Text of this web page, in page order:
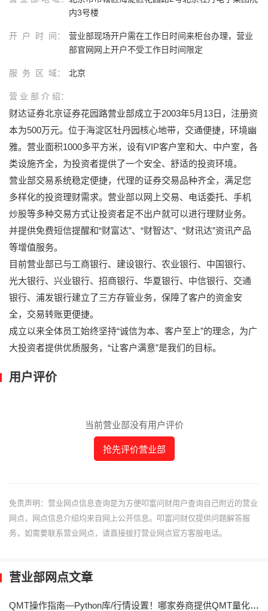
内3号楼
开 户 时 间：
营业部现场开户需在工作日时间来柜台办理，营业
部官网网上开户不受工作日时间限定
服 务 区 域： 北京
营 业 部 介 绍：
财达证券北京证券花园路营业部成立于2003年5月13日，注册资
本为500万元。位于海淀区牡丹园核心地带，交通便捷，环境幽
雅。营业面积1000多平方米，设有VIP客户室和大、中户室，各
类设施齐全，为投资者提供了一个安全、舒适的投资环境。
营业部交易系统稳定便捷，代理的证券交易品种齐全，满足您
多样化的投资理财需求。营业部以网上交易、电话委托、手机
炒股等多种交易方式让投资者足不出户就可以进行理财业务。
并提供免费短信提醒和“财富达”、“财智达”、“财讯达”资讯产品
等增值服务。
目前营业部已与工商银行、建设银行、农业银行、中国银行、
光大银行、兴业银行、招商银行、华夏银行、中信银行、交通
银行、浦发银行建立了三方存管业务，保障了客户的资金安
全，交易转账更便捷。
成立以来全体员工始终坚持“诚信为本、客户至上”的理念，为广
大投资者提供优质服务，“让客户满意”是我们的目标。
用户评价
当前营业部没有用户评价
抢先评价营业部
免责声明：营业网点信息查询是为方便叩富问财用户查询自己附近的营业
网点，网点信息介绍均来自网上公开信息。叩富问财仅提供问题解答服
务，如需要联系营业网点，请直接拔打营业网点官方客服电话。
营业部网点文章
QMT操作指南—Python库/行情设置！哪家券商提供QMT量化交易免费使用？